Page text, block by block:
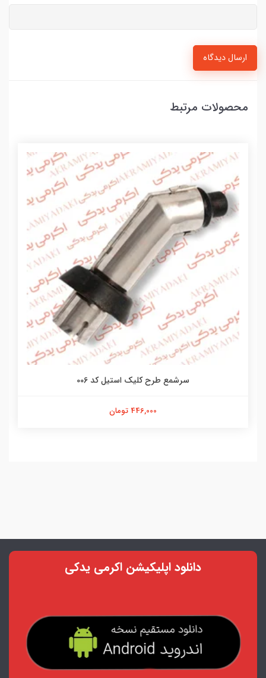
ارسال دیدگاه
محصولات مرتبط
سرشمع طرح کلیک استیل کد 006
446,000 تومان
دانلود اپلیکیشن اکرمی یدکی